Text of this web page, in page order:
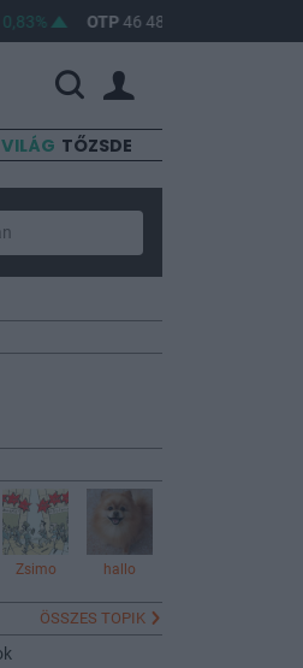
OTP 46 480 1,26%
TŐZSDE
Zsimo hallo
ÖSSZES TOPIK